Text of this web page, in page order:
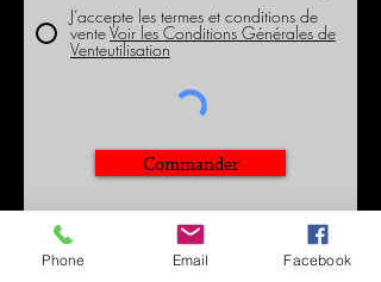
J’accepte les termes et conditions de
venteVoir les Conditions Générales de
Venteutilisation
Commander
Phone Email Facebook